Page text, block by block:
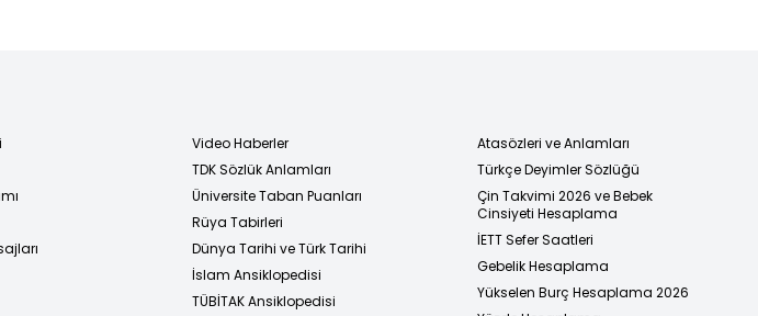
Video Haberler
TDK Sözlük Anlamları
Üniversite Taban Puanları
Rüya Tabirleri
Dünya Tarihi ve Türk Tarihi
İslam Ansiklopedisi
TÜBİTAK Ansiklopedisi
Atasözleri ve Anlamları
Türkçe Deyimler Sözlüğü
Çin Takvimi 2026 ve Bebek
Cinsiyeti Hesaplama
İETT Sefer Saatleri
Gebelik Hesaplama
Yükselen Burç Hesaplama 2026